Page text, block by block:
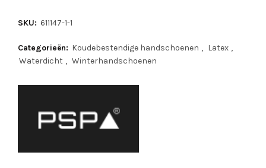
SKU: 611147-1-1
Categorieën: Koudebestendige handschoenen , Latex ,
Waterdicht , Winterhandschoenen